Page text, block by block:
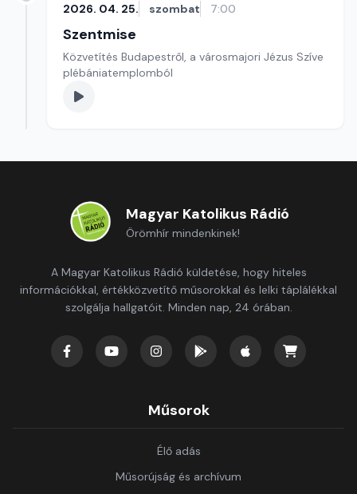
2026. 04. 25. szombat 7:00
Szentmise
Közvetítés Budapestről, a városmajori Jézus Szíve
plébániatemplomból
Magyar Katolikus Rádió
Örömhír mindenkinek!
A Magyar Katolikus Rádió küldetése, hogy hiteles
információkkal, értékközvetítő műsorokkal és lelki táplálékkal
szolgálja hallgatóit. Minden nap, 24 órában.
Műsorok
Élő adás
Műsorújság és archívum